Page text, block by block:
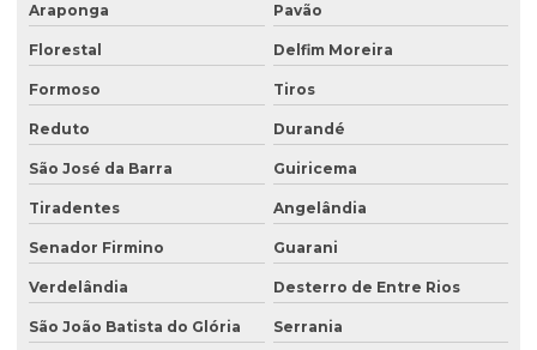
Araponga Pavão
Florestal Delfim Moreira
Formoso Tiros
Reduto Durandé
São José da Barra Guiricema
Tiradentes Angelândia
Senador Firmino Guarani
Verdelândia Desterro de Entre Rios
São João Batista do Glória Serrania